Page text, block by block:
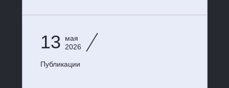
13
мая
2026
Публикации